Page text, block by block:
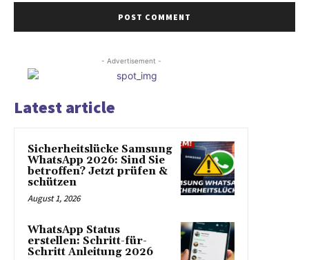
- Advertisement -
Latest article
Sicherheitslücke Samsung
WhatsApp 2026: Sind Sie
betroffen? Jetzt prüfen &
schützen
August 1, 2026
WhatsApp Status
erstellen: Schritt-für-
Schritt Anleitung 2026